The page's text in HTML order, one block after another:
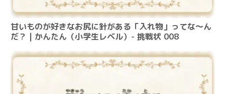
甘いものが好きなお尻に針がある「入れ物」ってな～ん
だ？ | かんたん（小学生レベル）- 挑戦状 008